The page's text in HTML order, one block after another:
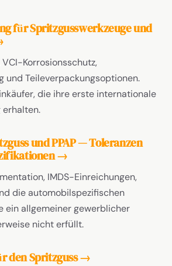
für Spritzgusswerkzeuge und
VCI-Korrosionsschutz,
und Teileverpackungsoptionen.
die ihre erste internationale
erhalten.
und PPAP — Toleranzen
→
IMDS-Einreichungen,
die automobilspezifischen
ein allgemeiner gewerblicher
nicht erfüllt.
den Spritzguss →